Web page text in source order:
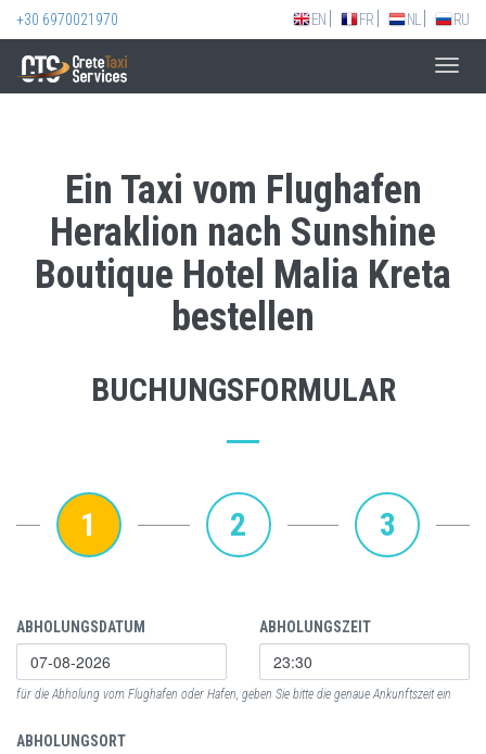
+30 6970021970 EN FR NL RU
Ein Taxi vom Flughafen
Heraklion nach Sunshine
Boutique Hotel Malia Kreta
bestellen
BUCHUNGSFORMULAR
1 2 3
ABHOLUNGSDATUM ABHOLUNGSZEIT
für die Abholung vom Flughafen oder Hafen, geben Sie bitte die genaue Ankunftszeit ein
ABHOLUNGSORT